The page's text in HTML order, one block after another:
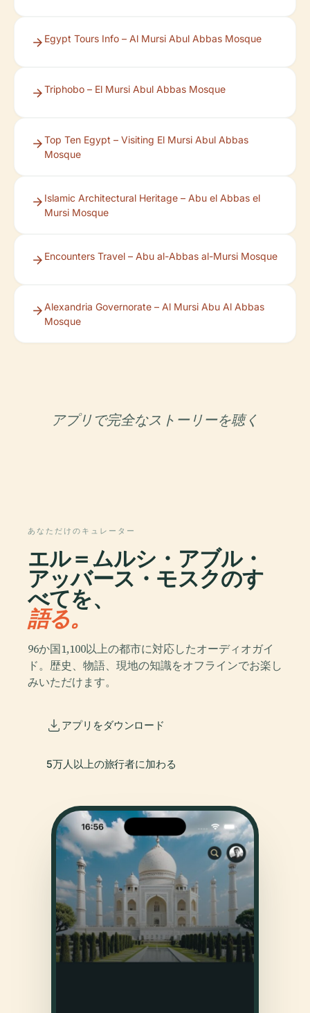
Egypt Tours Info – Al Mursi Abul Abbas Mosque
Triphobo – El Mursi Abul Abbas Mosque
Top Ten Egypt – Visiting El Mursi Abul Abbas
Mosque
Islamic Architectural Heritage – Abu el Abbas el
Mursi Mosque
Encounters Travel – Abu al-Abbas al-Mursi Mosque
Alexandria Governorate – Al Mursi Abu Al Abbas
Mosque
アプリで完全なストーリーを聴く
あなただけのキュレーター
エル＝ムルシ・アブル・
アッバース・モスクのす
べてを、
語る。
96か国1,100以上の都市に対応したオーディオガイ
ド。歴史、物語、現地の知識をオフラインでお楽し
みいただけます。
アプリをダウンロード
5万人以上の旅行者に加わる